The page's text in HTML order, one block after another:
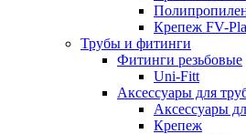
Крепеж FV-
Трубы и фитинги
Фитинги резьбовые
Uni-Fitt
Аксессуары для
Аксессуары
Крепеж